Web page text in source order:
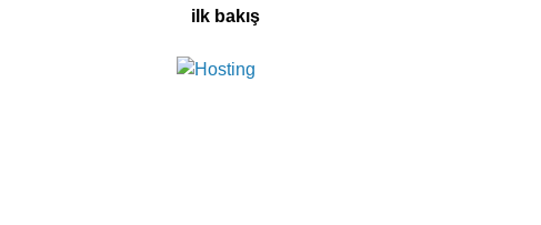
ilk bakış